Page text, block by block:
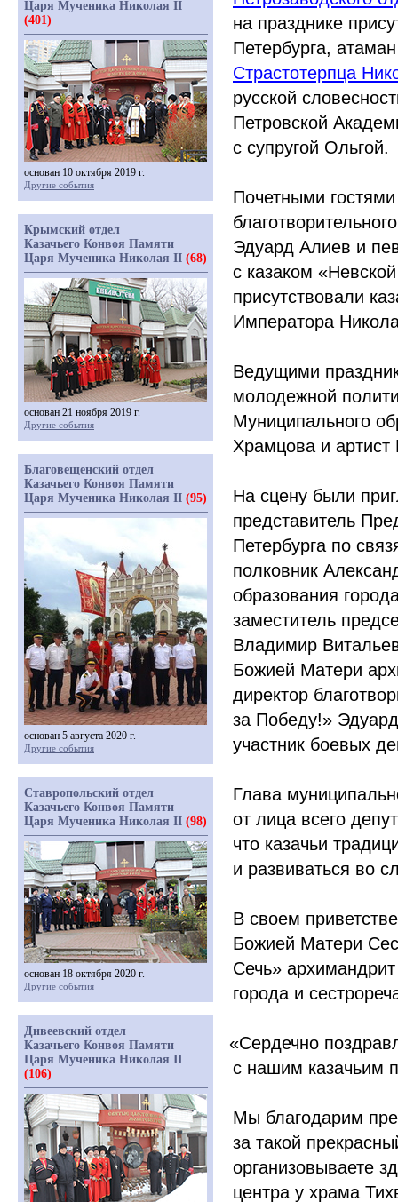
на празднике
Петербурга, атаман
Страстотерпца
русской
Петровской
с супругой Ольгой.
Почетными
Эдуард Алиев и
с казаком «Невской
присутствовали
Императора
Ведущими
молодежной
Муниципального
Храмцова и
На сцену были
представитель
Петербурга по
полковник
образования
заместитель
Владимир
Божией Матери
директор
за Победу!»
участник боевых
Глава
от лица всего
что казачьи
и развиваться во
В своем
Божией Матери
Сечь»
города и
«Сердечно
с нашим казачьим
Мы благодарим
за такой
организовываете
центра у храма
Царя Мученика Николая II
(401)
основан 10 октября 2019 г.
Другие события
Крымский отдел
Казачьего Конвоя Памяти
Царя Мученика Николая II (68)
основан 21 ноября 2019 г.
Другие события
Благовещенский отдел
Казачьего Конвоя Памяти
Царя Мученика Николая II (95)
основан 5 августа 2020 г.
Другие события
Ставропольский отдел
Казачьего Конвоя Памяти
Царя Мученика Николая II (98)
основан 18 октября 2020 г.
Другие события
Дивеевский отдел
Казачьего Конвоя Памяти
Царя Мученика Николая II
(106)